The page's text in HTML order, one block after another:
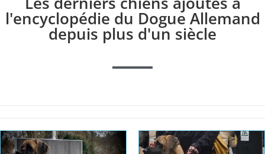
l'encyclopédie du Dogue Allemand
depuis plus d'un siècle